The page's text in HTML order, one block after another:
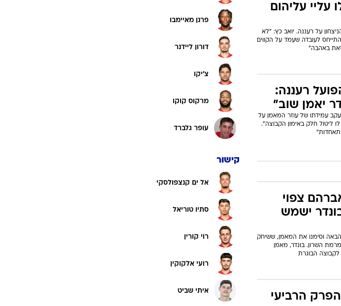
עליי עליהום
על רעננה. יואב כץ: "לא
לעובדה שעמד על הקווים
זאת באהבה"
רעננה:
יאמן שוב"
עמידתו של עוזר המאמן על
ליטול חלק באימון הקבוצה".
צפוי
ישמש
וסימנו את המאמן, ששיחק
השרון. בונדר, מאמן
הבוגרת
הרביעי
פרנן מאיימבו
דורון ליידנר
צ'יקו
מרקוס קוקו
עופר גלברד
קישור
אל ים קנצפולסקי
סתיו טוריאל
רוי קורין
רועי אלקוקין
איתי שביט